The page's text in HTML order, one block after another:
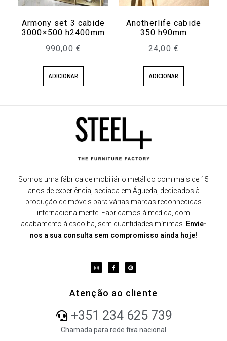
Armony set 3 cabide
3000×500 h2400mm
990,00 €
ADICIONAR
Anotherlife cabide
350 h90mm
24,00 €
ADICIONAR
Somos uma fábrica de mobiliário metálico com mais de 15
anos de experiência, sediada em Águeda, dedicados à
produção de móveis para várias marcas reconhecidas
internacionalmente. Fabricamos à medida, com
acabamento à escolha, sem quantidades mínimas. Envie-
nos a sua consulta sem compromisso ainda hoje!
Atenção ao cliente
+351 234 625 739
Chamada para rede fixa nacional